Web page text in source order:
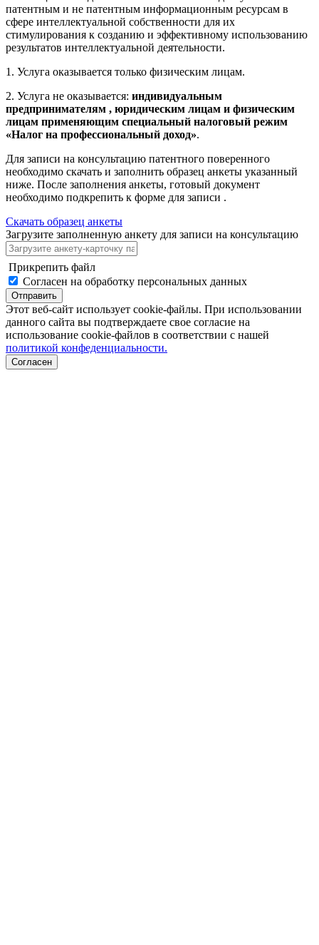
патентным и не патентным информационным ресурсам в
сфере интеллектуальной собственности для их
стимулирования к созданию и эффективному использованию
результатов интеллектуальной деятельности.
1. Услуга оказывается только физическим лицам.
2. Услуга не оказывается: индивидуальным
предпринимателям , юридическим лицам и физическим
лицам применяющим специальный налоговый режим
«Налог на профессиональный доход».
Для записи на консультацию патентного поверенного
необходимо скачать и заполнить образец анкеты указанный
ниже. После заполнения анкеты, готовый документ
необходимо подкрепить к форме для записи .
Скачать образец анкеты
Загрузите заполненную анкету для записи на консультацию
Прикрепить файл
Согласен на обработку персональных данных
Отправить
Этот веб-сайт использует cookie-файлы. При использовании
данного сайта вы подтверждаете свое согласие на
использование cookie-файлов в соответствии с нашей
политикой конфеденциальности.
Согласен